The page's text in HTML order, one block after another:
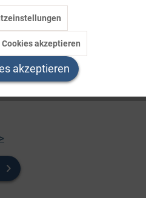
in alle gesellschaftlichen
eingeflossen. Aus diesem
sie als jüdische Wurzeln auch
Inaktiv
akzeptieren
akzeptieren